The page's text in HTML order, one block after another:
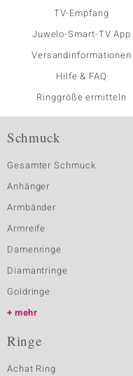
TV-Empfang
Juwelo-Smart-TV App
Versandinformationen
Hilfe & FAQ
Ringgröße ermitteln
Schmuck
Gesamter Schmuck
Anhänger
Armbänder
Armreife
Damenringe
Diamantringe
Goldringe
mehr
Ringe
Achat Ring